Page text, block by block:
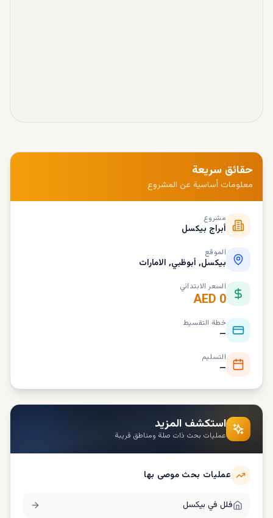
حقائق سريعة
معلومات أساسية عن المشروع
مشروع
أبراج بيكسل
الموقع
بيكسل, أبوظبي, الامارات
السعر الابتدائي
AED 0
خطة التقسيط
—
التسليم
—
استكشف المزيد
عمليات بحث ذات صلة ومناطق قريبة
عمليات بحث موصى بها
فلل في بيكسل